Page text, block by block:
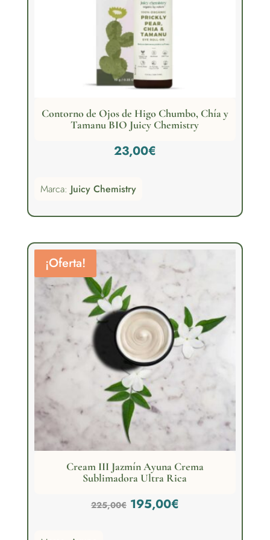
Contorno de Ojos de Higo Chumbo, Chía y
Tamanu BIO Juicy Chemistry
23,00€
Marca: Juicy Chemistry
¡Oferta!
Cream III Jazmín Ayuna Crema
Sublimadora Ultra Rica
225,00€ El
195,00€El